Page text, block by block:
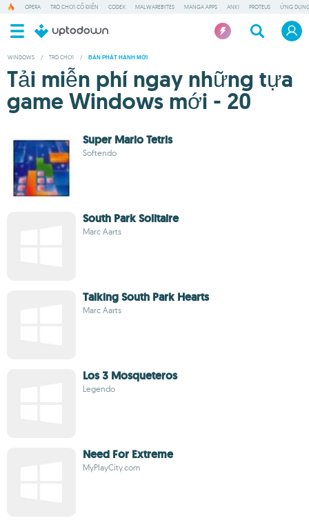
OPERA TRÒ CHƠI CỔ ĐIỂN CODEX MALWAREBYTES MANGA APPS ANKI PROTEUS ỨNG
WINDOWS / TRÒ CHƠI / BẢN PHÁT HÀNH MỚI
Tải miễn phí ngay những tựa
game Windows mới - 20
Super Mario Tetris
Softendo
South Park Solitaire
Marc Aarts
Talking South Park Hearts
Marc Aarts
Los 3 Mosqueteros
Legendo
Need For Extreme
MyPlayCity.com